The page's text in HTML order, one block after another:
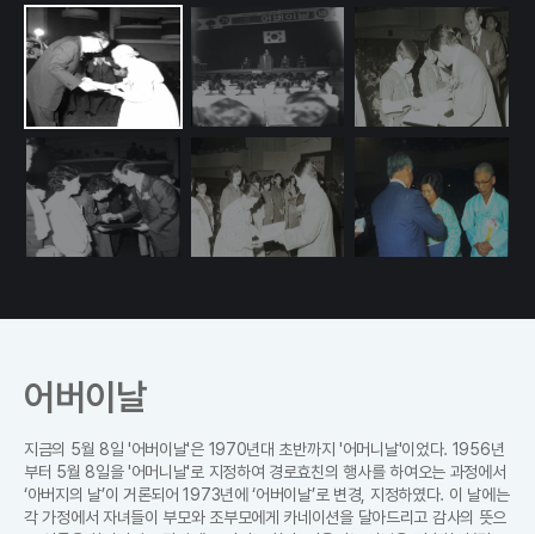
어버이날
지금의 5월 8일 '어버이날'은 1970년대 초반까지 '어머니날'이었다. 1956년
부터 5월 8일을 '어머니날'로 지정하여 경로효친의 행사를 하여오는 과정에서
‘아버지의 날’이 거론되어 1973년에 ‘어버이날’로 변경, 지정하였다. 이 날에는
각 가정에서 자녀들이 부모와 조부모에게 카네이션을 달아드리고 감사의 뜻으